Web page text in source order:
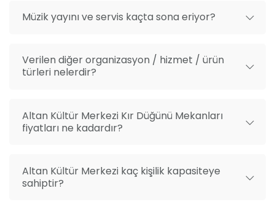
Müzik yayını ve servis kaçta sona eriyor?
Verilen diğer organizasyon / hizmet / ürün
türleri nelerdir?
Altan Kültür Merkezi Kır Düğünü Mekanları
fiyatları ne kadardır?
Altan Kültür Merkezi kaç kişilik kapasiteye
sahiptir?